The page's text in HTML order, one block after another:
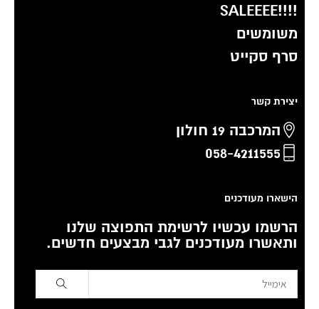
!!!!SALEEEE
משומשים
סרף סקייט
יצירת קשר
המרכבה 19 חולון
058-4211555
הישארו מעודכנים
הרשמו עכשיו לרשימת התפוצה שלנו
ותאשרו מעודכנים לגבי מבצעים חדשים.